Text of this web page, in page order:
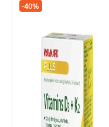
-40%